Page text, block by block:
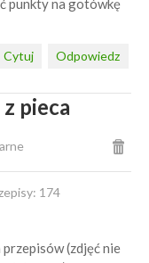
punkty na gotówkę
Odpowiedz
Cytuj
pieca
174
(zdjęć nie